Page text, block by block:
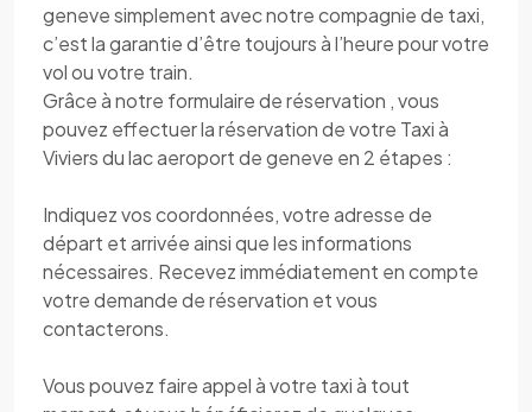
geneve simplement avec notre compagnie de taxi,
c’est la garantie d’être toujours à l’heure pour votre
vol ou votre train.
Grâce à notre formulaire de réservation , vous
pouvez effectuer la réservation de votre Taxi à
Viviers du lac aeroport de geneve en 2 étapes :
Indiquez vos coordonnées, votre adresse de
départ et arrivée ainsi que les informations
nécessaires. Recevez immédiatement en compte
votre demande de réservation et vous
contacterons.
Vous pouvez faire appel à votre taxi à tout